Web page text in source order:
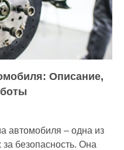
Описание,
автомобиля – одна из
безопасность. Она